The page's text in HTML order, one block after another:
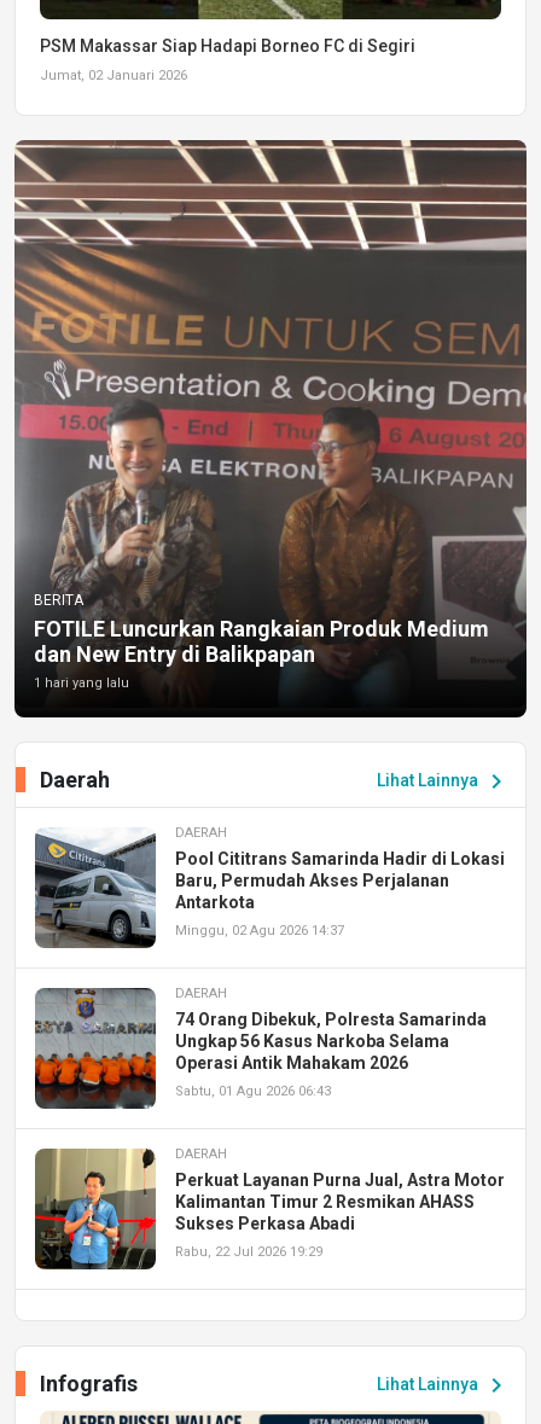
PSM Makassar Siap Hadapi Borneo FC di Segiri
Jumat, 02 Januari 2026
BERITA
FOTILE Luncurkan Rangkaian Produk Medium
dan New Entry di Balikpapan
1 hari yang lalu
Lihat Lainnya chevron_right
Daerah
DAERAH
Pool Cititrans Samarinda Hadir di Lokasi
Baru, Permudah Akses Perjalanan
Antarkota
Minggu, 02 Agu 2026 14:37
DAERAH
74 Orang Dibekuk, Polresta Samarinda
Ungkap 56 Kasus Narkoba Selama
Operasi Antik Mahakam 2026
Sabtu, 01 Agu 2026 06:43
DAERAH
Perkuat Layanan Purna Jual, Astra Motor
Kalimantan Timur 2 Resmikan AHASS
Sukses Perkasa Abadi
Rabu, 22 Jul 2026 19:29
Peluang Kerja dan Magang
Jumat, 17 Jul 2026 22:30
Lihat Lainnya chevron_right
Infografis